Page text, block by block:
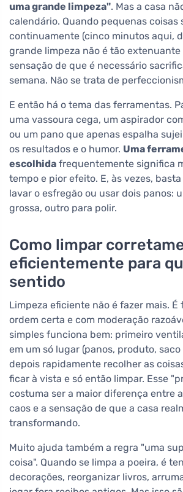
uma grande limpeza". Mas a casa
calendário. Quando pequenas coisas
continuamente (cinco minutos aqui,
grande limpeza não é tão extenuante
sensação de que é necessário
semana. Não se trata de
E então há o tema das ferramentas.
uma vassoura cega, um aspirador
ou um pano que apenas espalha
os resultados e o humor. Uma
escolhida frequentemente significa
tempo e pior efeito. E, às vezes,
lavar o esfregão ou usar dois panos:
grossa, outro para polir.
Como limpar
eficientemente para
sentido
Limpeza eficiente não é fazer mais. É
ordem certa e com moderação
simples funciona bem: primeiro
em um só lugar (panos, produto, saco
depois rapidamente recolher as
ficar à vista e só então limpar. Esse
costuma ser a maior diferença entre
caos e a sensação de que a casa
transformando.
Muito ajuda também a regra "uma
coisa". Quando se limpa a poeira, é
decorações, reorganizar livros,